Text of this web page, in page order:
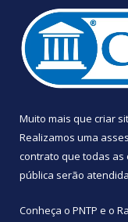
Muito mais que criar
Realizamos uma
contrato que todas as
pública serão
Conheça o PNTP e o